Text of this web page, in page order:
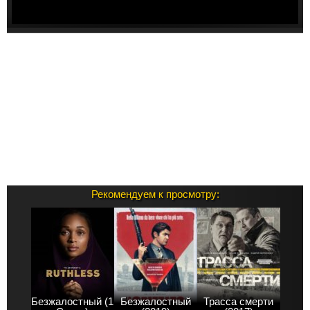
Рекомендуем к просмотру:
Безжалостный (1
Безжалостный
Трасса смерти